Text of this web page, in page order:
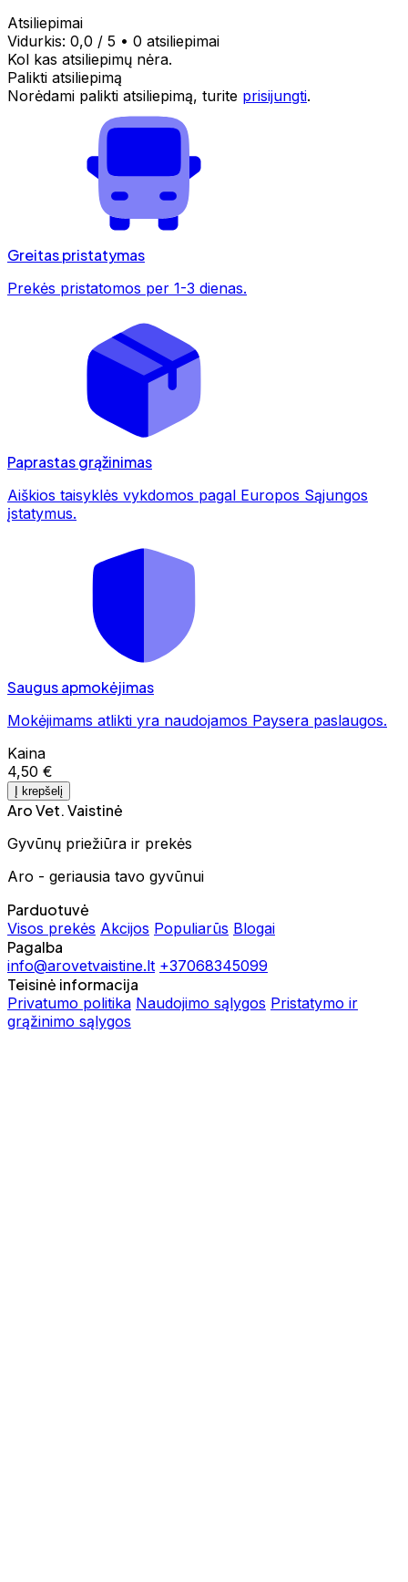
Atsiliepimai
Vidurkis: 0,0 / 5 • 0 atsiliepimai
Kol kas atsiliepimų nėra.
Palikti atsiliepimą
Norėdami palikti atsiliepimą, turite prisijungti.
Greitas pristatymas
Prekės pristatomos per 1-3 dienas.
Paprastas grąžinimas
Aiškios taisyklės vykdomos pagal Europos Sąjungos
įstatymus.
Saugus apmokėjimas
Mokėjimams atlikti yra naudojamos Paysera paslaugos.
Kaina
4,50 €
Į krepšelį
Aro Vet. Vaistinė
Gyvūnų priežiūra ir prekės
Aro - geriausia tavo gyvūnui
Parduotuvė
Visos prekės Akcijos Populiarūs Blogai
Pagalba
info@arovetvaistine.lt +37068345099
Teisinė informacija
Privatumo politika Naudojimo sąlygos Pristatymo ir
grąžinimo sąlygos